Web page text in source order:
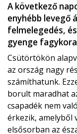
A következő
enyhébb levegő
felmelegedés,
gyenge
Csütörtökön
az ország nagy
számíthatunk.
borult maradhat
csapadék nem
érkezik, amelyből
elsősorban az